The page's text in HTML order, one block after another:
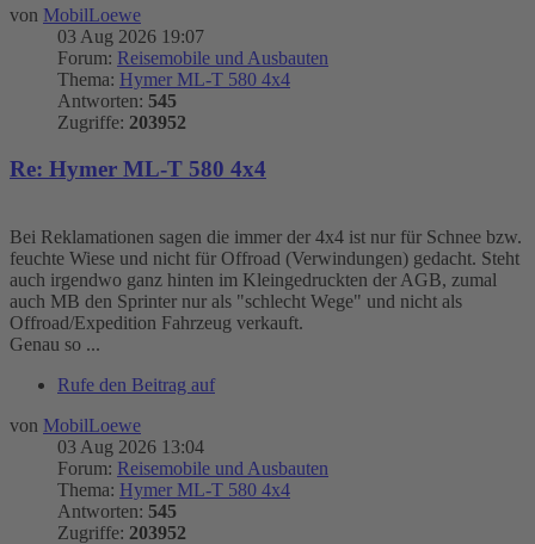
von MobilLoewe
03 Aug 2026 19:07
Forum: Reisemobile und Ausbauten
Thema: Hymer ML-T 580 4x4
Antworten: 545
Zugriffe: 203952
Re: Hymer ML-T 580 4x4
Bei Reklamationen sagen die immer der 4x4 ist nur für Schnee bzw.
feuchte Wiese und nicht für Offroad (Verwindungen) gedacht. Steht
auch irgendwo ganz hinten im Kleingedruckten der AGB, zumal
auch MB den Sprinter nur als "schlecht Wege" und nicht als
Offroad/Expedition Fahrzeug verkauft.
Genau so ...
Rufe den Beitrag auf
von MobilLoewe
03 Aug 2026 13:04
Forum: Reisemobile und Ausbauten
Thema: Hymer ML-T 580 4x4
Antworten: 545
Zugriffe: 203952